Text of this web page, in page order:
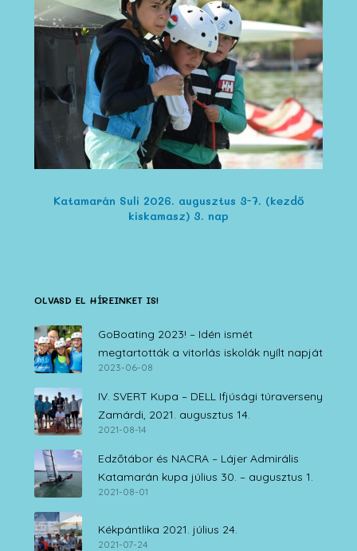
Katamarán Suli 2026. augusztus 3-7. (kezdő
kiskamasz) 3. nap
OLVASD EL HÍREINKET IS!
GoBoating 2023! – Idén ismét
megtartották a vitorlás iskolák nyílt napját
2023-06-08
IV. SVERT Kupa – DELL Ifjúsági túraverseny
Zamárdi, 2021. augusztus 14.
2021-08-14
Edzőtábor és NACRA – Lájer Admirális
Katamarán kupa július 30. – augusztus 1.
2021-08-01
Kékpántlika 2021. július 24.
2021-07-24